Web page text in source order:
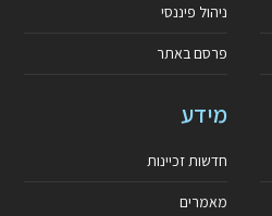
ניהול פיננסי
פרסם באתר
מידע
חדשות זכיינות
מאמרים